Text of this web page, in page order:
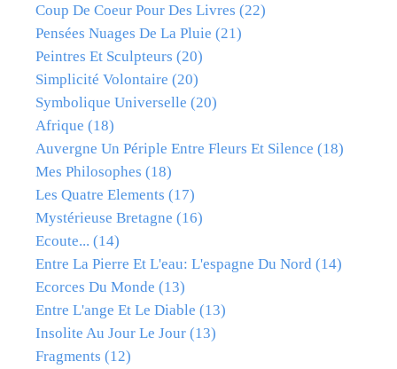
Coup De Coeur Pour Des Livres (22)
Pensées Nuages De La Pluie (21)
Peintres Et Sculpteurs (20)
Simplicité Volontaire (20)
Symbolique Universelle (20)
Afrique (18)
Auvergne Un Périple Entre Fleurs Et Silence (18)
Mes Philosophes (18)
Les Quatre Elements (17)
Mystérieuse Bretagne (16)
Ecoute... (14)
Entre La Pierre Et L'eau: L'espagne Du Nord (14)
Ecorces Du Monde (13)
Entre L'ange Et Le Diable (13)
Insolite Au Jour Le Jour (13)
Fragments (12)